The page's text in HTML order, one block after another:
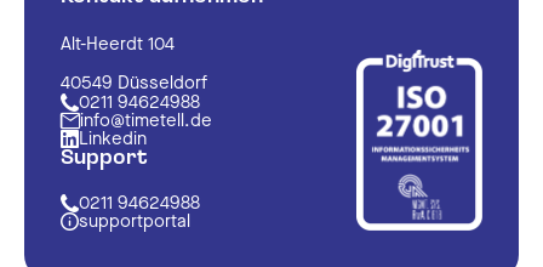
Alt-Heerdt 104
40549 Düsseldorf
0211 94624988
info@timetell.de
Linkedin
Support
0211 94624988
supportportal